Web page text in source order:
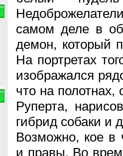
самом деле в
демон, который
На портретах
изображался
что на полотнах,
Руперта,
гибрид собаки и
Возможно, кое в
и правы. Во